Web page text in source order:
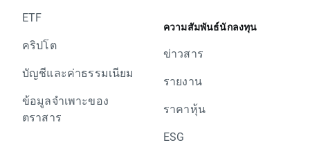
ETF
คริปโต
บัญชีและค่าธรรมเนียม
ข้อมูลจำเพาะของ
ตราสาร
ความสัมพันธ์นักลงทุน
ข่าวสาร
รายงาน
ราคาหุ้น
ESG